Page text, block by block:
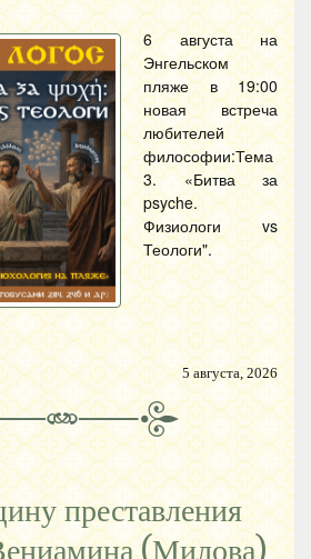
6 августа на
Энгельском
пляже в 19:00
новая встреча
любителей
философии:Тема
3. «Битва за
psyche.
Физиологи vs
Теологи".
5 августа, 2026
преставления
(Милова)